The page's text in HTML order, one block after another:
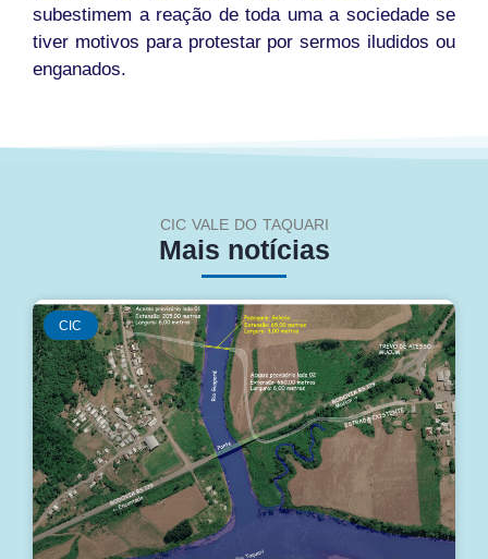
subestimem a reação de toda uma a sociedade se
tiver motivos para protestar por sermos iludidos ou
enganados.
CIC VALE DO TAQUARI
Mais notícias
CIC